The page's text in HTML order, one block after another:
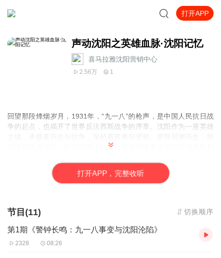
打开APP
声动沈阳之英雄血脉·沈阳记忆
喜马拉雅沈阳营销中心
2.56万 1
回望那段烽烟岁月，1931年，“九一八”的枪声，是中国人民抗日战
争的起点，也揭开了世界反法西斯战争的序章。沈阳作为一座英雄
寻沈阳抗战记忆，纪念中国人民抗日战争暨世界反法西斯战争胜利
打开APP，完整收听
节目(11) 切换顺序
第1期《警钟长鸣：九一八事变与沈阳沦陷》
2328 08:26